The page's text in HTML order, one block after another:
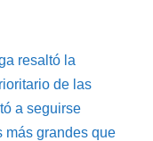
resaltó la
de las
a seguirse
más grandes que